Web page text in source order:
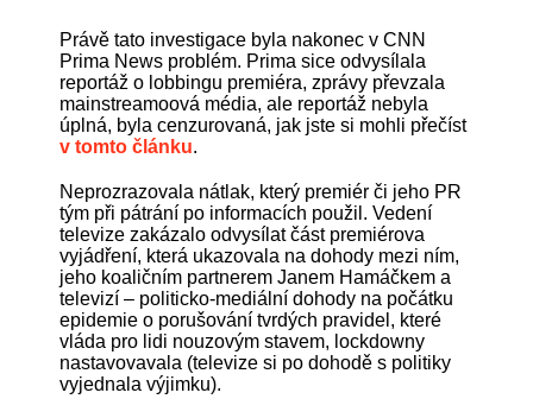
Právě tato investigace byla nakonec v CNN
Prima News problém. Prima sice odvysílala
reportáž o lobbingu premiéra, zprávy převzala
mainstreamoová média, ale reportáž nebyla
úplná, byla cenzurovaná, jak jste si mohli přečíst
v tomto článku.
Neprozrazovala nátlak, který premiér či jeho PR
tým při pátrání po informacích použil. Vedení
televize zakázalo odvysílat část premiérova
vyjádření, která ukazovala na dohody mezi ním,
jeho koaličním partnerem Janem Hamáčkem a
televizí – politicko-mediální dohody na počátku
epidemie o porušování tvrdých pravidel, které
vláda pro lidi nouzovým stavem, lockdowny
nastavovavala (televize si po dohodě s politiky
vyjednala výjimku).